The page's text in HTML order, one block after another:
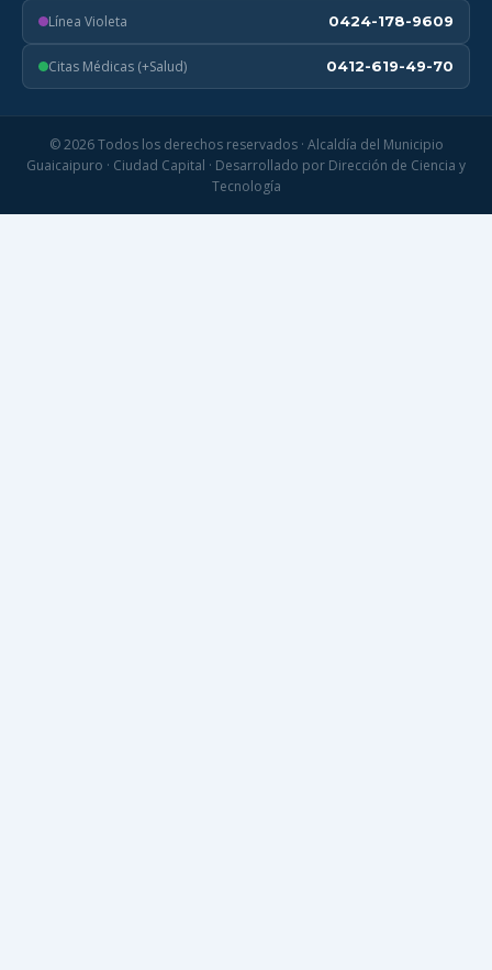
Línea Violeta 0424-178-9609
Citas Médicas (+Salud) 0412-619-49-70
© 2026 Todos los derechos reservados · Alcaldía del Municipio
Guaicaipuro · Ciudad Capital · Desarrollado por Dirección de Ciencia y
Tecnología